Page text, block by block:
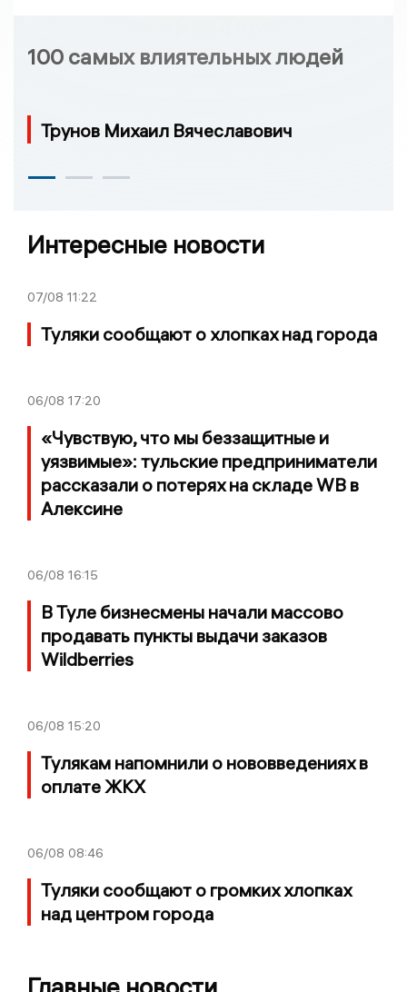
100 самых влиятельных людей
Трунов Михаил Вячеславович
Интересные новости
07/08 11:22
Туляки сообщают о хлопках над города
06/08 17:20
«Чувствую, что мы беззащитные и
уязвимые»: тульские предприниматели
рассказали о потерях на складе WB в
Алексине
06/08 16:15
В Туле бизнесмены начали массово
продавать пункты выдачи заказов
Wildberries
06/08 15:20
Тулякам напомнили о нововведениях в
оплате ЖКХ
06/08 08:46
Туляки сообщают о громких хлопках
над центром города